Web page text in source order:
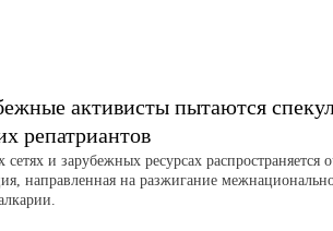
активисты пытаются
репатриантов
и зарубежных ресурсах распространяется
направленная на разжигание